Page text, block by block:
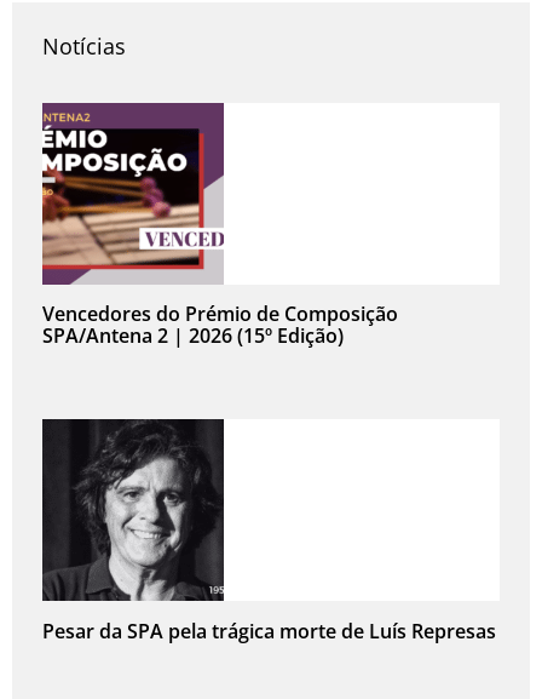
Notícias
Vencedores do Prémio de Composição
SPA/Antena 2 | 2026 (15º Edição)
Pesar da SPA pela trágica morte de Luís Represas